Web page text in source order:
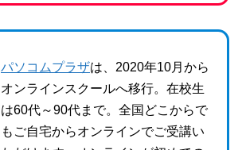
パソコムプラザは、2020年10月から
オンラインスクールへ移行。在校生
は60代～90代まで。全国どこからで
もご自宅からオンラインでご受講い